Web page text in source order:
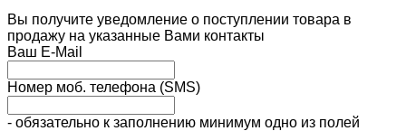
Вы получите уведомление о поступлении товара в
продажу на указанные Вами контакты
Ваш E-Mail
Номер моб. телефона (SMS)
- обязательно к заполнению минимум одно из полей